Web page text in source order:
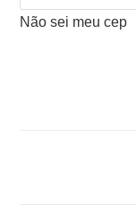
Não sei meu cep